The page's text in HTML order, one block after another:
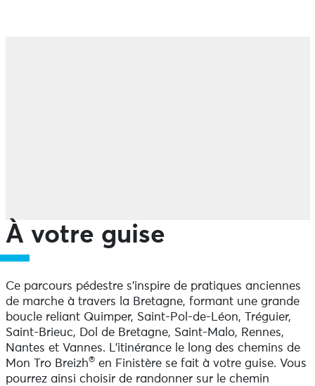
À votre guise
Ce parcours pédestre s’inspire de pratiques anciennes
de marche à travers la Bretagne, formant une grande
boucle reliant Quimper, Saint-Pol-de-Léon, Tréguier,
Saint-Brieuc, Dol de Bretagne, Saint-Malo, Rennes,
Nantes et Vannes. L’itinérance le long des chemins de
Mon Tro Breizh®en Finistère se fait à votre guise. Vous
pourrez ainsi choisir de randonner sur le chemin